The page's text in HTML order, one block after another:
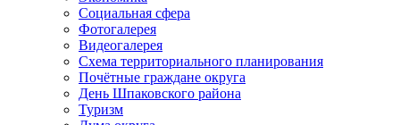
Социальная сфера
Фотогалерея
Видеогалерея
Схема территориального планирования
Почётные граждане округа
День Шпаковского района
Туризм